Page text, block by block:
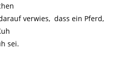
verwies, dass ein Pferd,
sei.